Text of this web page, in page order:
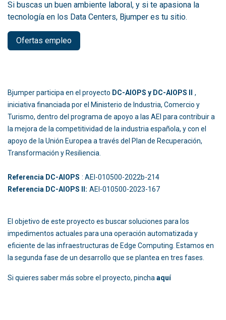
Si buscas un buen ambiente laboral, y si te apasiona la
tecnología en los Data Centers, Bjumper es tu sitio.
Ofertas empleo
Bjumper participa en el proyecto DC-AIOPS y DC-AIOPS II
,
iniciativa financiada por el Ministerio de Industria, Comercio y
Turismo, dentro del programa de apoyo a las AEI para contribuir a
la mejora de la competitividad de la industria española, y con el
apoyo de la Unión Europea a través del Plan de Recuperación,
Transformación y Resiliencia.
Referencia DC-AIOPS : AEI-010500-2022b-214
Referencia DC-AIOPS II: AEI-010500-2023-167
El objetivo de este proyecto es buscar soluciones para los
impedimentos actuales para una operación automatizada y
eficiente de las infraestructuras de Edge Computing. Estamos en
la segunda fase de un desarrollo que se plantea en tres fases.
Si quieres saber más sobre el proyecto, pinchaaquí